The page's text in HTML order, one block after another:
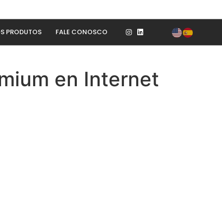
PRODUTOS FALE CONOSCO
en Internet